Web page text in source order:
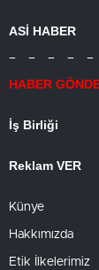
ASİ HABER
– – – – –
HABER
İş Birliği
Reklam VER
Künye
Hakkımızda
Etik İlkelerimiz